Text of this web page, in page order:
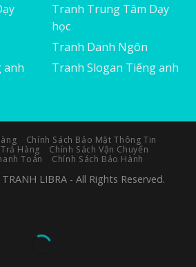
anh
Tranh Trung Tâm Dạy
học
Tranh Danh Ngôn
Tranh Slogan Tiếng anh
Chính Sách Bảo Mật Thông Tin
Hàng
Chính Sách Vận Chuyển
Toán
Chính Sách Bảo Hành
LIBRA - All Rights Reserved.